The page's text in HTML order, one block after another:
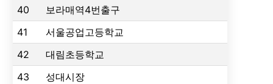
40
보라매역4번출구
41
서울공업고등학교
42
대림초등학교
43
성대시장